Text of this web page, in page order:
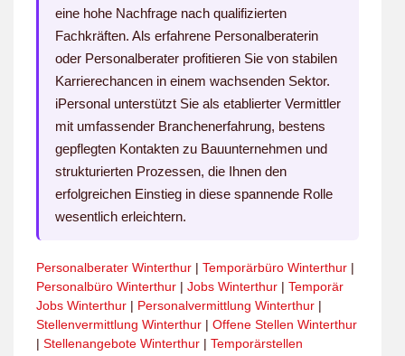
eine hohe Nachfrage nach qualifizierten
Fachkräften. Als erfahrene Personalberaterin
oder Personalberater profitieren Sie von stabilen
Karrierechancen in einem wachsenden Sektor.
iPersonal unterstützt Sie als etablierter Vermittler
mit umfassender Branchenerfahrung, bestens
gepflegten Kontakten zu Bauunternehmen und
strukturierten Prozessen, die Ihnen den
erfolgreichen Einstieg in diese spannende Rolle
wesentlich erleichtern.
Personalberater Winterthur | Temporärbüro Winterthur |
Personalbüro Winterthur | Jobs Winterthur | Temporär
Jobs Winterthur | Personalvermittlung Winterthur |
Stellenvermittlung Winterthur | Offene Stellen Winterthur
| Stellenangebote Winterthur | Temporärstellen